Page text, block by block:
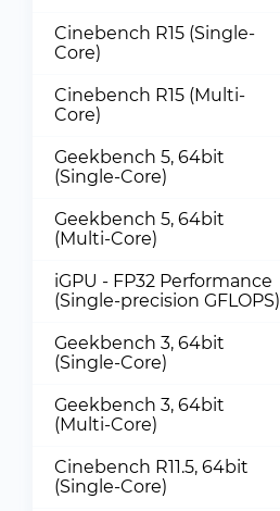
Cinebench R15 (Single-
Core)
Cinebench R15 (Multi-
Core)
Geekbench 5, 64bit
(Single-Core)
Geekbench 5, 64bit
(Multi-Core)
iGPU - FP32 Performance
(Single-precision GFLOPS)
Geekbench 3, 64bit
(Single-Core)
Geekbench 3, 64bit
(Multi-Core)
Cinebench R11.5, 64bit
(Single-Core)